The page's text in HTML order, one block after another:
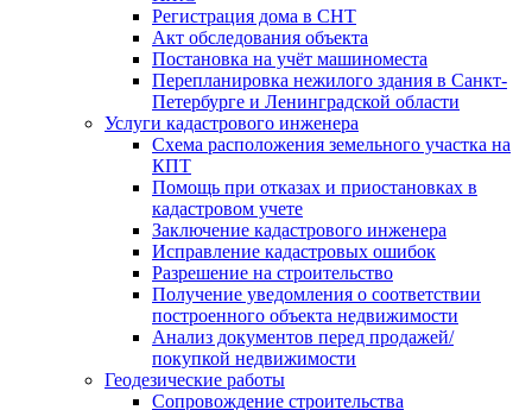
Регистрация дома в СНТ
Акт обследования объекта
Постановка на учёт машиноместа
Перепланировка нежилого здания в Санкт-
Петербурге и Ленинградской области
Услуги кадастрового инженера
Схема расположения земельного участка на
КПТ
Помощь при отказах и приостановках в
кадастровом учете
Заключение кадастрового инженера
Исправление кадастровых ошибок
Разрешение на строительство
Получение уведомления о соответствии
построенного объекта недвижимости
Анализ документов перед продажей/
покупкой недвижимости
Геодезические работы
Сопровождение строительства